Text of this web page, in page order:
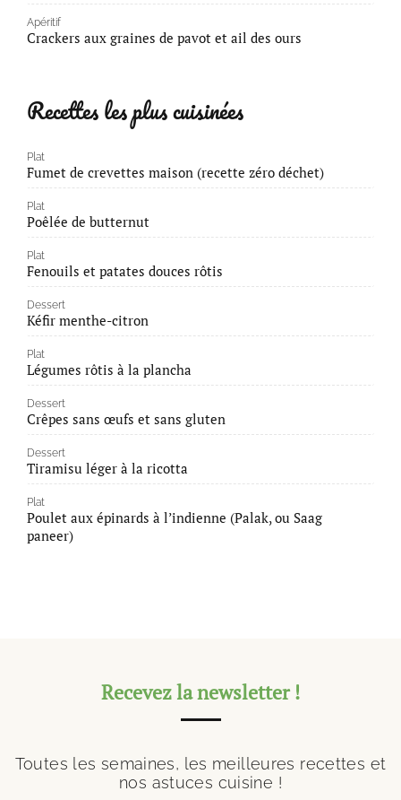
Apéritif
Crackers aux graines de pavot et ail des ours
Recettes les plus cuisinées
Plat
Fumet de crevettes maison (recette zéro déchet)
Plat
Poêlée de butternut
Plat
Fenouils et patates douces rôtis
Dessert
Kéfir menthe-citron
Plat
Légumes rôtis à la plancha
Dessert
Crêpes sans œufs et sans gluten
Dessert
Tiramisu léger à la ricotta
Plat
Poulet aux épinards à l’indienne (Palak, ou Saag
paneer)
Recevez la newsletter !
Toutes les semaines, les meilleures recettes et
nos astuces cuisine !